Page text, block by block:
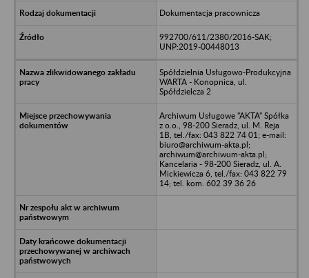
Dokumentacja pracownicza
992700/611/2380/2016-SAK;
UNP:2019-00448013
Spółdzielnia Usługowo-Produkcyjna
WARTA - Konopnica, ul.
Spółdzielcza 2
Archiwum Usługowe "AKTA" Spółka
z o.o., 98-200 Sieradz, ul. M. Reja
1B, tel./fax: 043 822 74 01; e-mail:
biuro@archiwum-akta.pl;
archiwum@archiwum-akta.pl;
Kancelaria - 98-200 Sieradz, ul. A.
Mickiewicza 6, tel./fax: 043 822 79
14; tel. kom. 602 39 36 26